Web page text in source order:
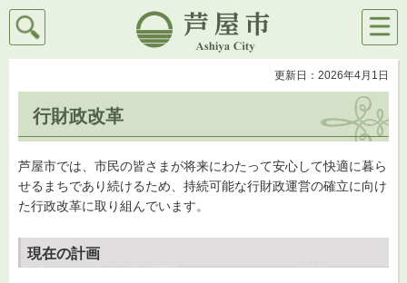
芦屋市
検索
メニ
ュー
更新日：2026年4月1日
行財政改革
芦屋市では、市民の皆さまが将来にわたって安心して快適に暮ら
せるまちであり続けるため、持続可能な行財政運営の確立に向け
た行政改革に取り組んでいます。
現在の計画